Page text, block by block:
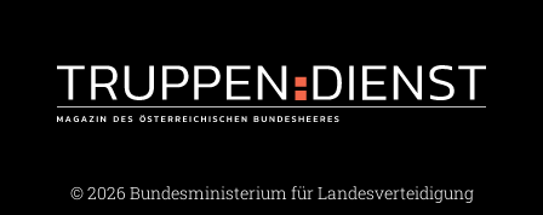
© 2026 Bundesministerium für Landesverteidigung